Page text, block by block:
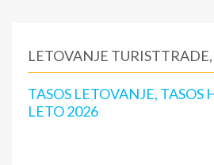
LETOVANJE
TASOS LETOVANJE, TASOS
LETO 2026